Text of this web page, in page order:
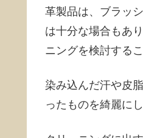
革製品は、ブラッ
は十分な場合もあ
ニングを検討する
染み込んだ汗や皮
ったものを綺麗に